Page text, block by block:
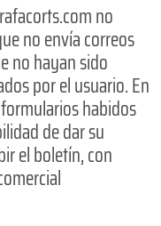
no
no envía correos
no hayan sido
por el usuario. En
habidos
de dar su
el boletín, con